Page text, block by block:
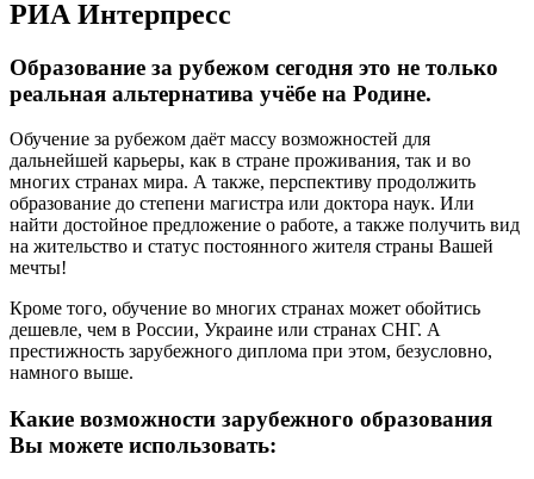
РИА Интерпресс
Образование за рубежом сегодня это не только
реальная альтернатива учёбе на Родине.
Обучение за рубежом даёт массу возможностей для
дальнейшей карьеры, как в стране проживания, так и во
многих странах мира. А также, перспективу продолжить
образование до степени магистра или доктора наук. Или
найти достойное предложение о работе, а также получить вид
на жительство и статус постоянного жителя страны Вашей
мечты!
Кроме того, обучение во многих странах может обойтись
дешевле, чем в России, Украине или странах СНГ. А
престижность зарубежного диплома при этом, безусловно,
намного выше.
Какие возможности зарубежного образования
Вы можете использовать: